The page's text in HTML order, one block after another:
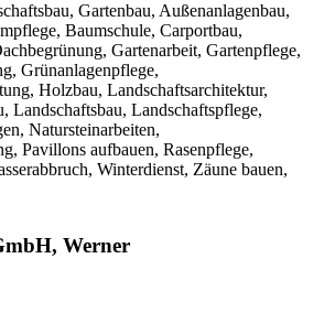
Gartenbau, Außenanlagenbau,
Baumschule, Carportbau,
Gartenarbeit, Gartenpflege,
Grünanlagenpflege,
Holzbau, Landschaftsarchitektur,
Landschaftsbau, Landschaftspflege,
Natursteinarbeiten,
Pavillons aufbauen, Rasenpflege,
Winterdienst, Zäune bauen,
Werner